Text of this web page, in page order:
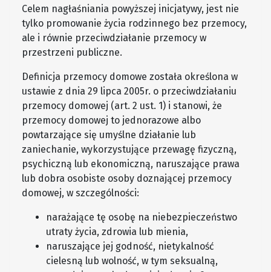
Celem nagłaśniania powyższej inicjatywy, jest nie
tylko promowanie życia rodzinnego bez przemocy,
ale i równie przeciwdziałanie przemocy w
przestrzeni publiczne.
Definicja przemocy domowe została określona w
ustawie z dnia 29 lipca 2005r. o przeciwdziałaniu
przemocy domowej (art. 2 ust. 1) i stanowi, że
przemocy domowej to jednorazowe albo
powtarzające się umyślne działanie lub
zaniechanie, wykorzystujące przewagę fizyczną,
psychiczną lub ekonomiczną, naruszające prawa
lub dobra osobiste osoby doznającej przemocy
domowej, w szczególności:
narażające tę osobę na niebezpieczeństwo
utraty życia, zdrowia lub mienia,
naruszające jej godność, nietykalność
cielesną lub wolność, w tym seksualną,